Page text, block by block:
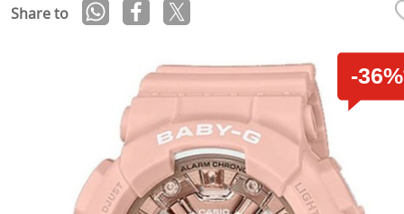
Share to
-